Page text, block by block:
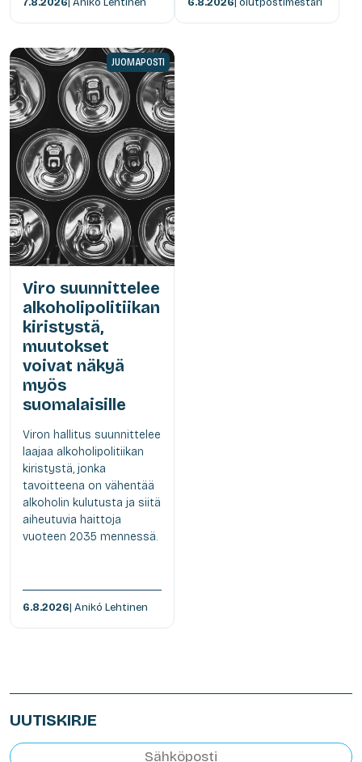
JUOMAPOSTI
Viro suunnittelee
alkoholipolitiikan
kiristystä,
muutokset
voivat näkyä
myös
suomalaisille
Viron hallitus suunnittelee
laajaa alkoholipolitiikan
kiristystä, jonka
tavoitteena on vähentää
alkoholin kulutusta ja siitä
aiheutuvia haittoja
vuoteen 2035 mennessä.
6.8.2026| Anikó Lehtinen
UUTISKIRJE